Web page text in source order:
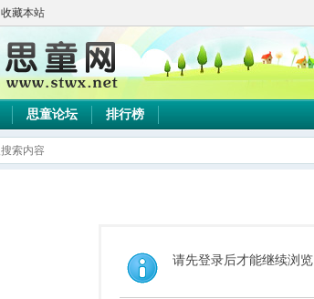
收藏本站
思童论坛 排行榜
请先登录后才能继续浏览